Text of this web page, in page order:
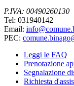
P.IVA: 00490260130
Tel: 031940142
Email:
PEC:
Leggi le FAQ
Prenotazione
Segnalazione
Richiesta